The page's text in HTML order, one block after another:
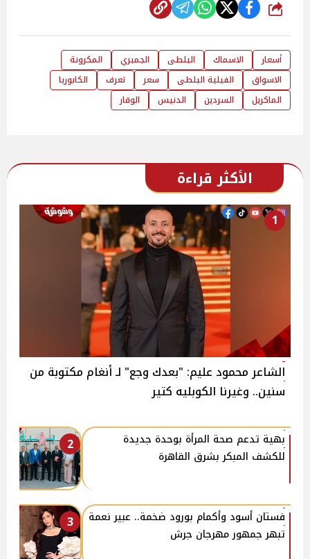
شارك
أسعار الاسماك البلطى الجمبري
المكرونة
الاسواق
الفيلية البلطى سعر تعرف
الكابوريا
الماكريل
السردين الدنيس الوقار
الأكثر قراءة
1
الشاعر محمود عليم: "بعدك وجع" لـ أنغام مكتوبة من
سنين.. وغيرنا الكوبليه كتير
2
بهية تدعم صحة المرأة بوحدة جديدة
للكشف المبكر بشرق القاهرة
3
فستان أسود وأكمام بورود ضخمة.. عبير نعمة
تبهر جمهور مهرجان جرش